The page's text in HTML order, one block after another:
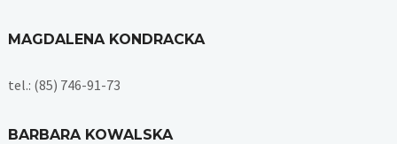
MAGDALENA KONDRACKA
tel.: (85) 746-91-73
BARBARA KOWALSKA